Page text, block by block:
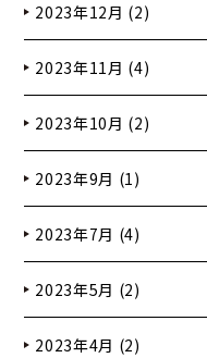
2023年12月 (2)
2023年11月 (4)
2023年10月 (2)
2023年9月 (1)
2023年7月 (4)
2023年5月 (2)
2023年4月 (2)